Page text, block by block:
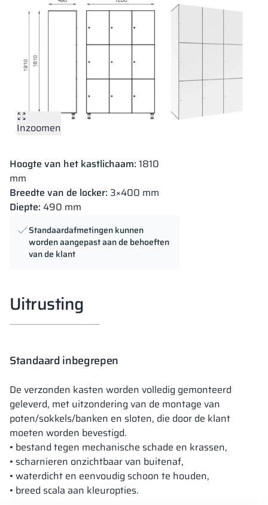
Inzoomen
Hoogte van het kastlichaam: 1810
mm
Breedte van de locker: 3×400 mm
Diepte: 490 mm
Standaardafmetingen kunnen
worden aangepast aan de behoeften
van de klant
Uitrusting
Standaard inbegrepen
De verzonden kasten worden volledig gemonteerd
geleverd, met uitzondering van de montage van
poten/sokkels/banken en sloten, die door de klant
moeten worden bevestigd.
• bestand tegen mechanische schade en krassen,
• scharnieren onzichtbaar van buitenaf,
• waterdicht en eenvoudig schoon te houden,
• breed scala aan kleuropties.